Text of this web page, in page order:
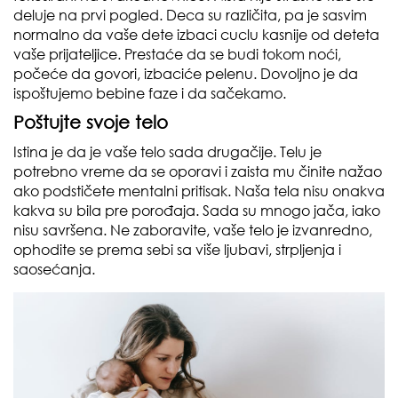
deluje na prvi pogled. Deca su različita, pa je sasvim
normalno da vaše dete izbaci cuclu kasnije od deteta
vaše prijateljice. Prestaće da se budi tokom noći,
počeće da govori, izbaciće pelenu. Dovoljno je da
ispoštujemo bebine faze i da sačekamo.
Poštujte svoje telo
Istina je da je vaše telo sada drugačije. Telu je
potrebno vreme da se oporavi i zaista mu činite nažao
ako podstičete mentalni pritisak. Naša tela nisu onakva
kakva su bila pre porođaja. Sada su mnogo jača, iako
nisu savršena. Ne zaboravite, vaše telo je izvanredno,
ophodite se prema sebi sa više ljubavi, strpljenja i
saosećanja.